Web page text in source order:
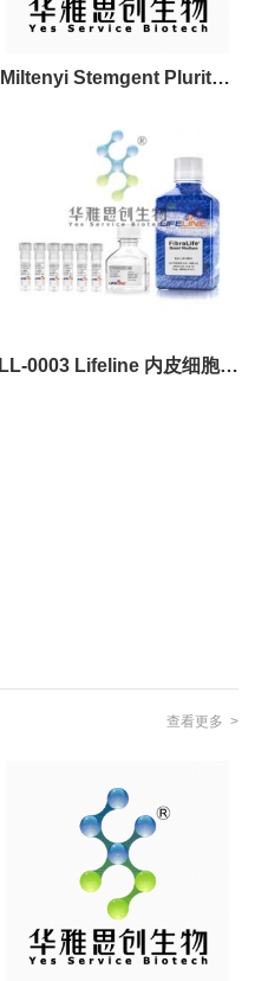
Miltenyi Stemgent Pluriton
重编程培养基
LL-0003 Lifeline 内皮细胞低
查看更多 >